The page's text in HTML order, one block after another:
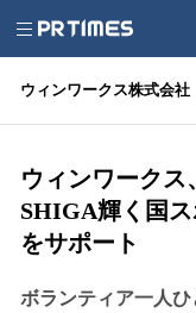
ウィンワークス株式会社
ウィンワークス
SHIGA輝く国
をサポート
ボランティア一人